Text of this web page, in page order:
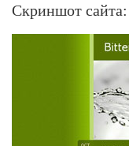
Скриншот сайта: